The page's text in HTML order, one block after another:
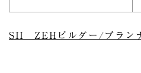
SII ZEHビルダー/プラン